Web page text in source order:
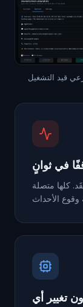
قيد التشغيل
في ثوانٍ
كلها متصلة
تغيير أي